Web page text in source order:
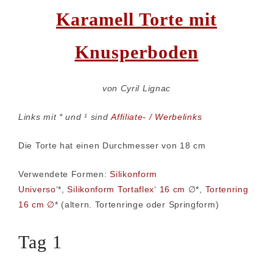
Karamell Torte mit
Knusperboden
von Cyril Lignac
Links mit * und ¹ sindAffiliate- / Werbelinks
Die Torte hat einen Durchmesser von 18 cm
Verwendete Formen: Silikonform
Universo‘*,Silikonform Tortaflex‘ 16 cm ∅*, Tortenring
16 cm ∅* (altern. Tortenringe oder Springform)
Tag 1